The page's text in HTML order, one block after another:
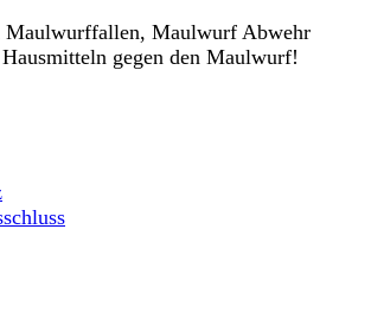
Maulwurffallen, Maulwurf Abwehr
gegen den Maulwurf!